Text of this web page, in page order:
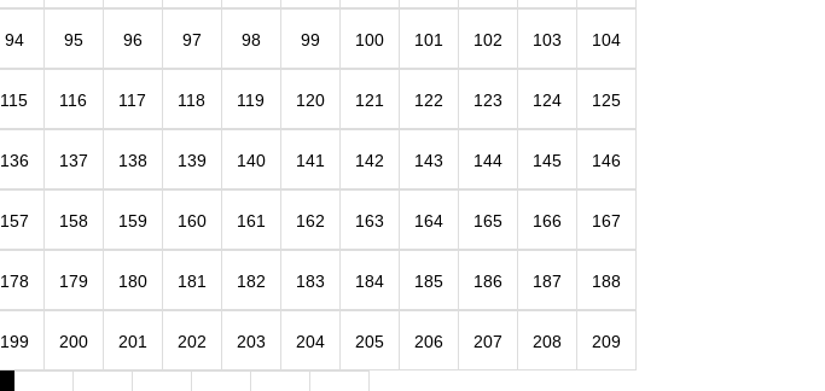
94 95 96 97 98 99 100 101 102 103 104
115 116 117 118 119 120 121 122 123 124 125
136 137 138 139 140 141 142 143 144 145 146
157 158 159 160 161 162 163 164 165 166 167
178 179 180 181 182 183 184 185 186 187 188
199 200 201 202 203 204 205 206 207 208 209